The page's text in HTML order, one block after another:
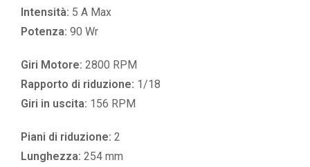
Intensità: 5 A Max
Potenza: 90 Wr
Giri Motore: 2800 RPM
Rapporto di riduzione: 1/18
Giri in uscita: 156 RPM
Piani di riduzione: 2
Lunghezza: 254 mm